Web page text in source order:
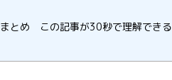
まとめ この記事が30秒で理解できる